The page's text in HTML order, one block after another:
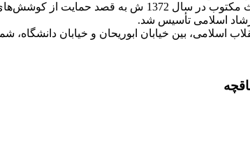
مؤسسه پژوهشی میراث مكتوب در سال
اسلامی تأسیس شد.
بین خیابان ابوریحان و خیابان دانشگاه، شمارۀ 1182 (ساختمان فروردین)،